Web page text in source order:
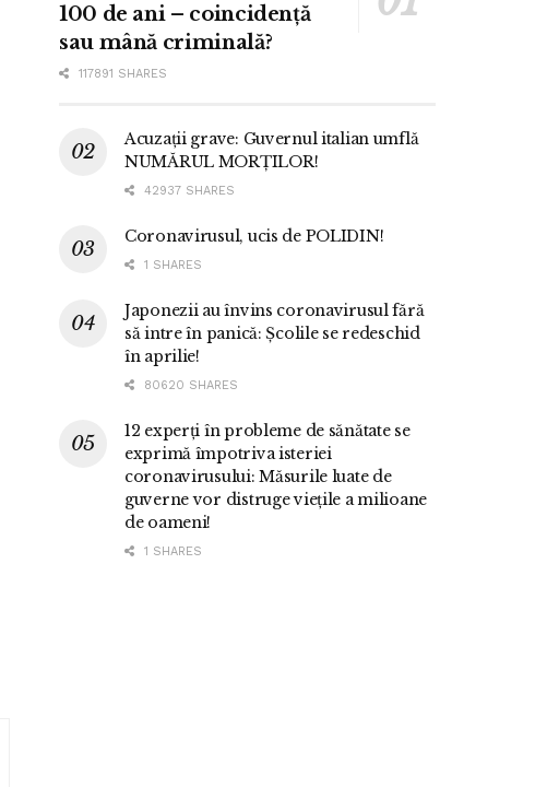
100 de ani – coincidență
sau mână criminală?
117891 SHARES
Acuzații grave: Guvernul italian umflă
NUMĂRUL MORȚILOR!
42937 SHARES
Coronavirusul, ucis de POLIDIN!
1 SHARES
Japonezii au învins coronavirusul fără
să intre în panică: Școlile se redeschid
în aprilie!
80620 SHARES
12 experți în probleme de sănătate se
exprimă împotriva isteriei
coronavirusului: Măsurile luate de
guverne vor distruge viețile a milioane
de oameni!
1 SHARES